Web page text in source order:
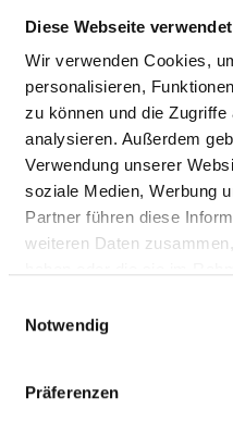
Diese Webseite
Wir verwenden Cookies,
personalisieren,
zu können und die
analysieren. Außerdem
Verwendung unserer
soziale Medien, Werbung
Partner führen diese
weiteren Daten
Notwendig
Präferenzen
12157 Berlin
Phone:030-13020-2541
Mail:
http://www.vivantes.de
MU Dr. Dr. h.c. Mario
Information and